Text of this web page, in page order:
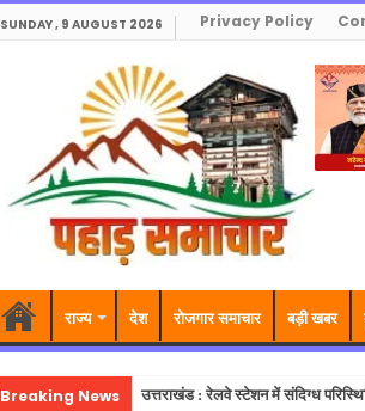
SUNDAY , 9 AUGUST 2026 Privacy Policy
राज्य देश रोजगार समाचार बड़ी खबर
Breaking News उत्तराखंड : रेलवे स्टेशन में संदिग्ध